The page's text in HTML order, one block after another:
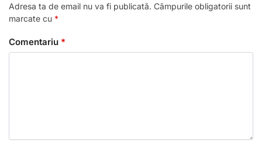
Adresa ta de email nu va fi publicată. Câmpurile obligatorii sunt
marcate cu *
Comentariu *